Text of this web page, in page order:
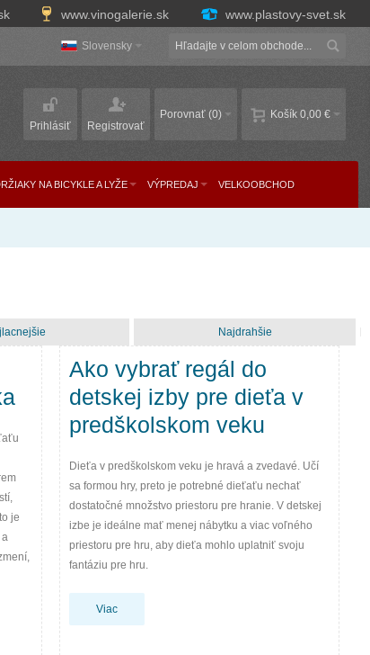
www.vinogalerie.sk www.plastovy-svet.sk
Slovensky
Košík 0,00 €
Porovnať (0)
Prihlásiť
Registrovať
NA BICYKLE A LYŽE VÝPREDAJ VELKOOBCHOD
Najdrahšie
je
Ako vybrať regál do
detskej izby pre dieťa v
predškolskom veku
Dieťa v predškolskom veku je hravá a zvedavé. Učí
sa formou hry, preto je potrebné dieťaťu nechať
dostatočné množstvo priestoru pre hranie. V detskej
izbe je ideálne mať menej nábytku a viac voľného
priestoru pre hru, aby dieťa mohlo uplatniť svoju
fantáziu pre hru.
Viac